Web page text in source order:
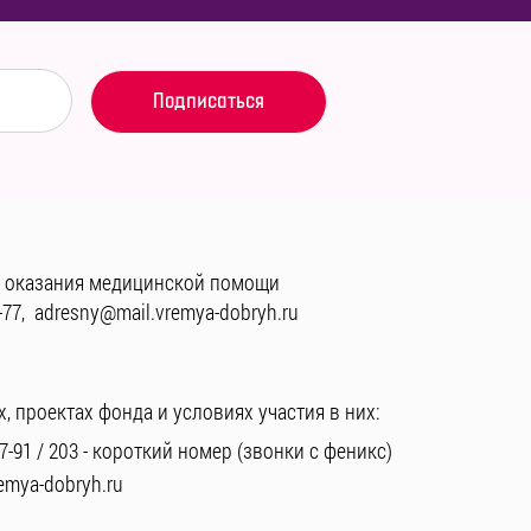
медицинской помощи
, adresny@mail.vremya-dobryh.ru
проектах фонда и условиях участия в них:
91 / 203- короткий номер (звонки с феникс)
dobryh.ru